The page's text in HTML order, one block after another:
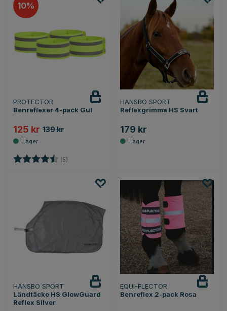
10
PROTECTOR
Benreflexer 4-pack Gul
125 kr 139 kr
Betyg: (5)
HANSBO SPORT
Reflexgrimma HS Svart
179 kr
HANSBO SPORT
Ländtäcke HS GlowGuard
Reflex Silver
EQUI-FLECTOR
Benreflex 2-pack Rosa